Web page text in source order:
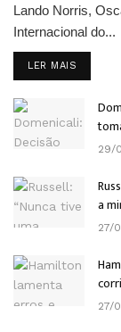
Lando Norris,
Internacional do...
LER MAIS
29/
a
27/
27/